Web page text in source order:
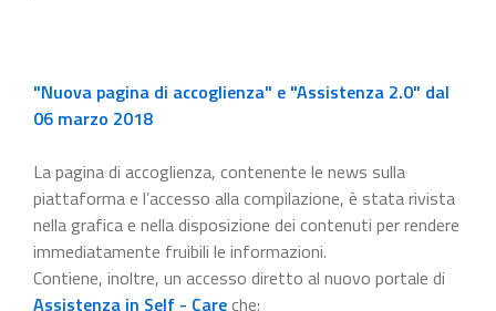
"Nuova pagina di accoglienza" e "Assistenza 2.0" dal
06 marzo 2018
La pagina di accoglienza, contenente le news sulla
piattaforma e l’accesso alla compilazione, è stata rivista
nella grafica e nella disposizione dei contenuti per rendere
immediatamente fruibili le informazioni.
Contiene, inoltre, un accesso diretto al nuovo portale di
Assistenza in Self - Careche: